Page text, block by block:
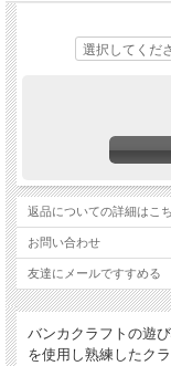
返品についての詳細はこ
お問い合わせ
友達にメールですすめる
バンカクラフトの遊
を使用し熟練したク